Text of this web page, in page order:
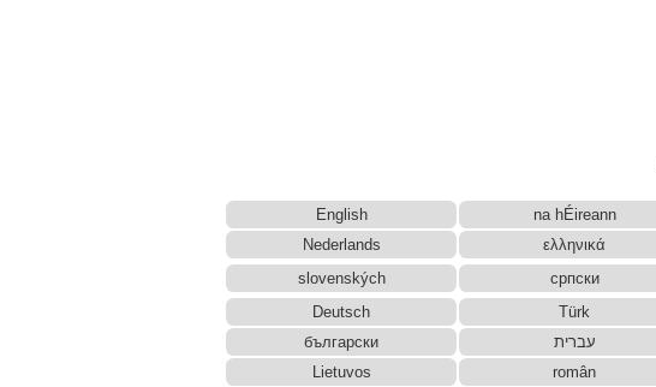
English na hÉireann
Nederlands
ελληνικά
slovenských
српски
Deutsch
Türk
български
עברית
Lietuvos
român